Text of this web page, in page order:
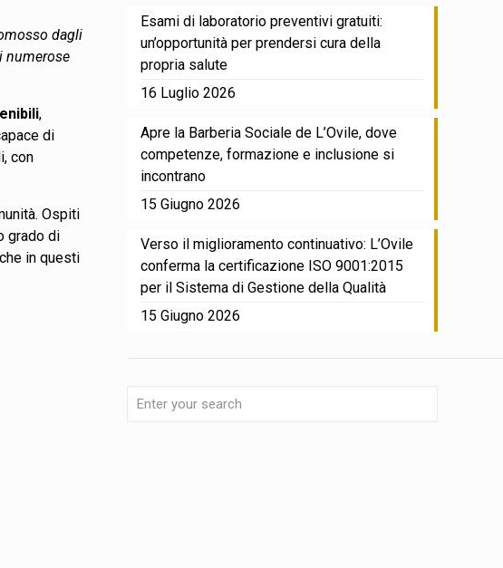
dagli
numerose
,
di
con
Ospiti
grado di
in questi
Esami di laboratorio preventivi gratuiti:
un’opportunità per prendersi cura della
propria salute
16 Luglio 2026
Apre la Barberia Sociale de L’Ovile, dove
competenze, formazione e inclusione si
incontrano
15 Giugno 2026
Verso il miglioramento continuativo: L’Ovile
conferma la certificazione ISO 9001:2015
per il Sistema di Gestione della Qualità
15 Giugno 2026